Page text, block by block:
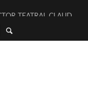
TEATRAL CLAUDIO
DEL TOMATAZO
3.0] EN EXVITA
[RELATIVA
A SERRAT